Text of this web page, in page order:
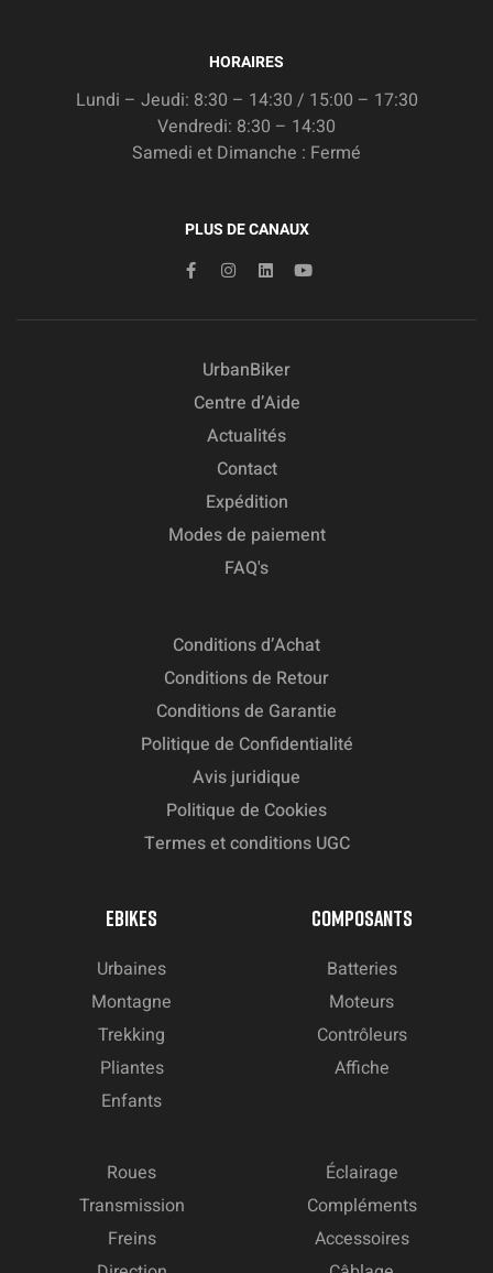
HORAIRES
Lundi – Jeudi: 8:30 – 14:30 / 15:00 – 17:30
Vendredi: 8:30 – 14:30
Samedi et Dimanche : Fermé
PLUS DE CANAUX
UrbanBiker
Centre d’Aide
Actualités
Contact
Expédition
Modes de paiement
FAQ's
Conditions d’Achat
Conditions de Retour
Conditions de Garantie
Politique de Confidentialité
Avis juridique
Politique de Cookies
Termes et conditions UGC
EBIKES
Urbaines
Montagne
Trekking
Pliantes
Enfants
COMPOSANTS
Batteries
Moteurs
Contrôleurs
Affiche
Roues
Transmission
Freins
Éclairage
Compléments
Accessoires